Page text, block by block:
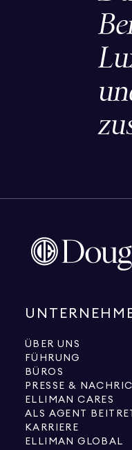
ÜBER UNS
FÜHRUNG
BÜROS
PRESSE &
ELLIMAN CARES
ALS AGENT
KARRIERE
ELLIMAN GLOBAL